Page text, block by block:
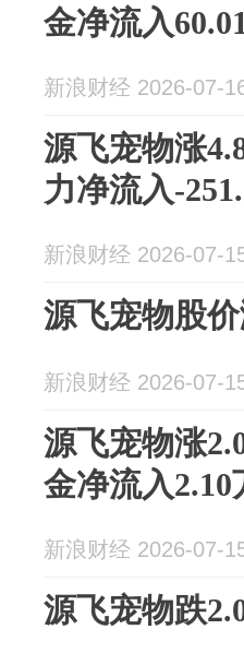
金净流入
新浪财经 2026-07-
源飞宠物涨
力净流入-
新浪财经 2026-07-
源飞宠物股
新浪财经 2026-07-
源飞宠物涨
金净流入2.10
新浪财经 2026-07-
源飞宠物跌